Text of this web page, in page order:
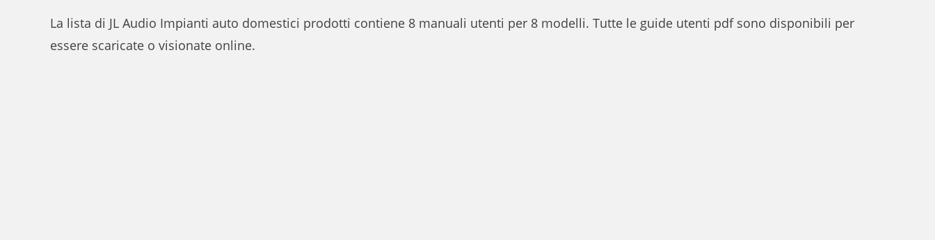
La lista di JL Audio Impianti auto domestici prodotti contiene 8 manuali utenti per 8 modelli. Tutte le guide utenti pdf sono disponibili per
essere scaricate o visionate online.